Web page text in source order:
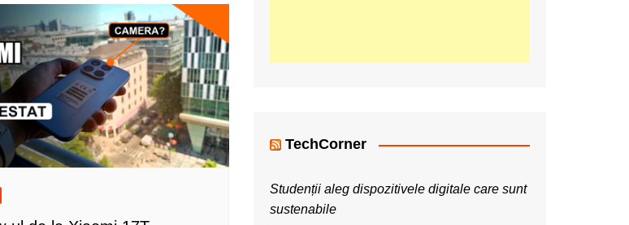
TechCorner
Studenții aleg dispozitivele digitale care sunt
sustenabile